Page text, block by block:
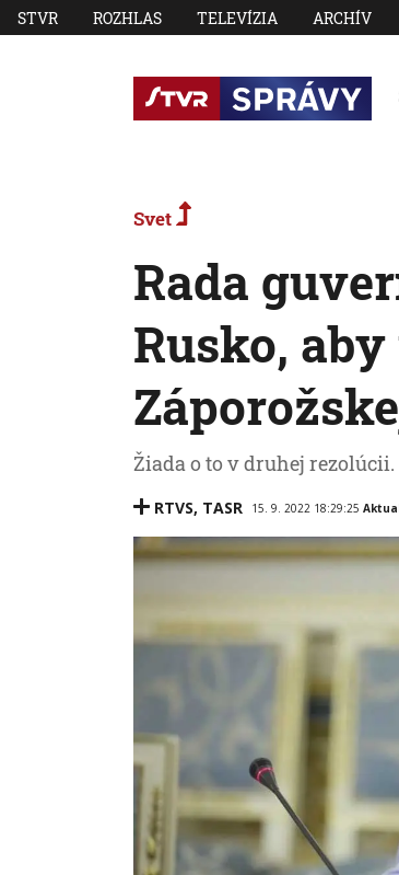
STVR ROZHLAS TELEVÍZIA ARCHÍV
Svet
Rada
Rusko,
Žiada o to v druhej rezolúcii.
RTVS, TASR 15. 9. 2022 18:29:25